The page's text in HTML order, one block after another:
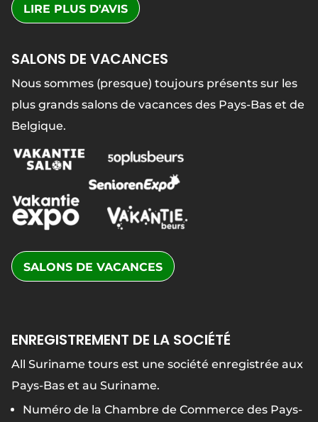
LIRE PLUS D'AVIS
SALONS DE VACANCES
Nous sommes (presque) toujours présents sur les
plus grands salons de vacances des Pays-Bas et de
Belgique.
SALONS DE VACANCES
ENREGISTREMENT DE LA SOCIÉTÉ
All Suriname tours est une société enregistrée aux
Pays-Bas et au Suriname.
Numéro de la Chambre de Commerce des Pays-